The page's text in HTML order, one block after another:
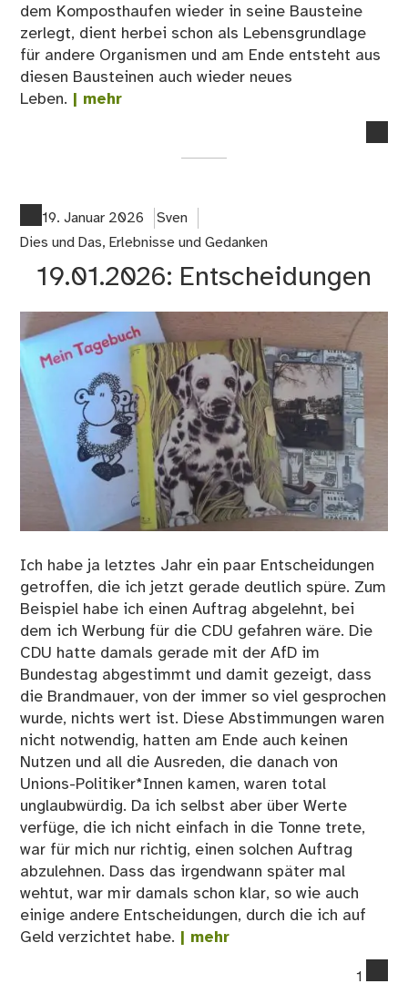
dem Komposthaufen wieder in seine Bausteine
zerlegt, dient herbei schon als Lebensgrundlage
für andere Organismen und am Ende entsteht aus
diesen Bausteinen auch wieder neues
Leben. | mehr
19. Januar 2026
Sven
Dies und Das, Erlebnisse und Gedanken
19.01.2026: Entscheidungen
Ich habe ja letztes Jahr ein paar Entscheidungen
getroffen, die ich jetzt gerade deutlich spüre. Zum
Beispiel habe ich einen Auftrag abgelehnt, bei
dem ich Werbung für die CDU gefahren wäre. Die
CDU hatte damals gerade mit der AfD im
Bundestag abgestimmt und damit gezeigt, dass
die Brandmauer, von der immer so viel gesprochen
wurde, nichts wert ist. Diese Abstimmungen waren
nicht notwendig, hatten am Ende auch keinen
Nutzen und all die Ausreden, die danach von
Unions-Politiker*Innen kamen, waren total
unglaubwürdig. Da ich selbst aber über Werte
verfüge, die ich nicht einfach in die Tonne trete,
war für mich nur richtig, einen solchen Auftrag
abzulehnen. Dass das irgendwann später mal
wehtut, war mir damals schon klar, so wie auch
einige andere Entscheidungen, durch die ich auf
Geld verzichtet habe. | mehr
1